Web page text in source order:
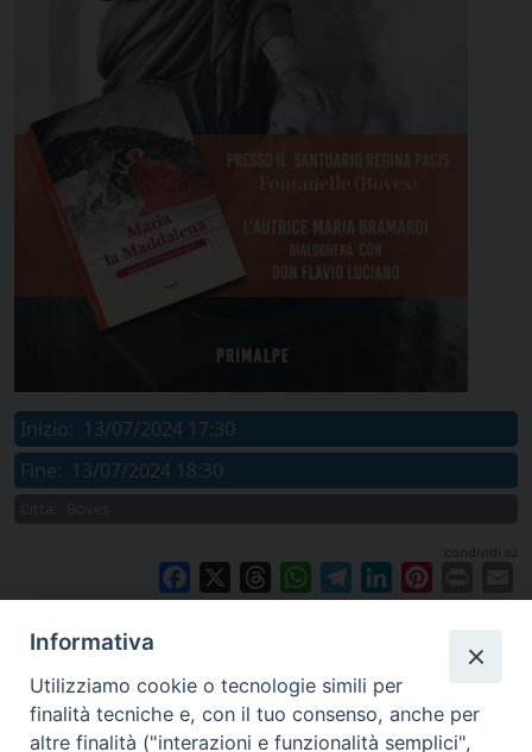
Inizio: 13/07/2024 17:30
Fine: 13/07/2024 18:30
condividi su
Facebook ThreadsWhatsAppTelegramLinkedIn
Informativa
Utilizziamo cookie o tecnologie simili per
finalità tecniche e, con il tuo consenso, anche per
altre finalità ("interazioni e funzionalità semplici",